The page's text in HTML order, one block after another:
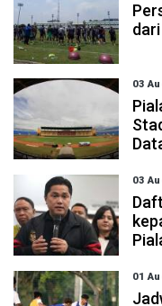
03
03
01